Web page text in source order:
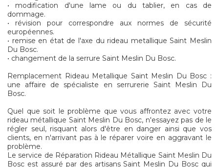
• modification d'une lame ou du tablier, en cas de
dommage.
• révision pour correspondre aux normes de sécurité
européennes.
• remise en état de l'axe du rideau metallique Saint Meslin
Du Bosc.
• changement de la serrure Saint Meslin Du Bosc.
Remplacement Rideau Metallique Saint Meslin Du Bosc :
une affaire de spécialiste en serrurerie Saint Meslin Du
Bosc.
Quel que soit le problème que vous affrontez avec votre
rideau métallique Saint Meslin Du Bosc, n'essayez pas de le
régler seul, risquant alors d'être en danger ainsi que vos
clients, en n'arrivant pas à le réparer voire en aggravant le
problème.
Le service de Réparation Rideau Métallique Saint Meslin Du
Bosc est assuré par des artisans Saint Meslin Du Bosc qui